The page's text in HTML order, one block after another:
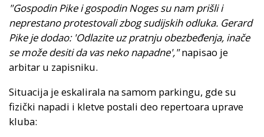
"Gospodin Pike i gospodin Noges su nam prišli i
neprestano protestovali zbog sudijskih odluka. Gerard
Pike je dodao: 'Odlazite uz pratnju obezbeđenja, inače
se može desiti da vas neko napadne',"napisao je
arbitar u zapisniku.
Situacija je eskalirala na samom parkingu, gde su
fizički napadi i kletve postali deo repertoara uprave
kluba: